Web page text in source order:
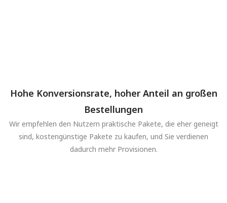
Hohe Konversionsrate, hoher Anteil an großen
Bestellungen
Wir empfehlen den Nutzern praktische Pakete, die eher geneigt
sind, kostengünstige Pakete zu kaufen, und Sie verdienen
dadurch mehr Provisionen.